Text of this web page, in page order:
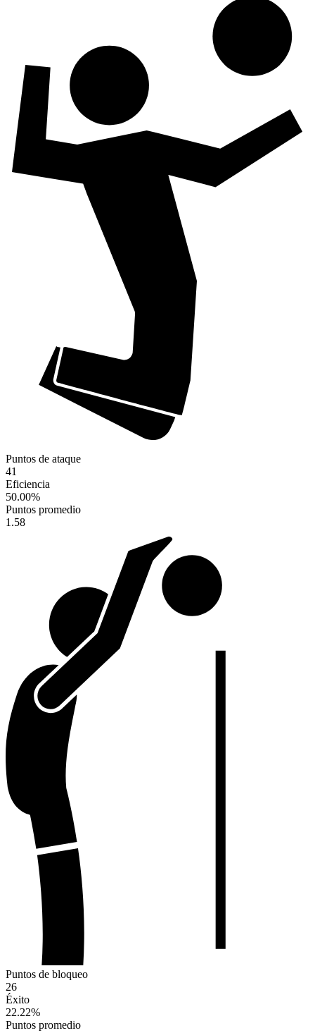
Puntos de ataque
41
Eficiencia
50.00%
Puntos promedio
1.58
Puntos de bloqueo
26
Éxito
22.22%
Puntos promedio